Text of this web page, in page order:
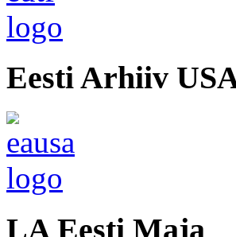
Eesti Arhiiv
LA Eesti Maja